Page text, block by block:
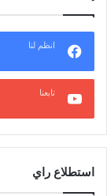
انظم لنا
تابعنا
استطلاع راي